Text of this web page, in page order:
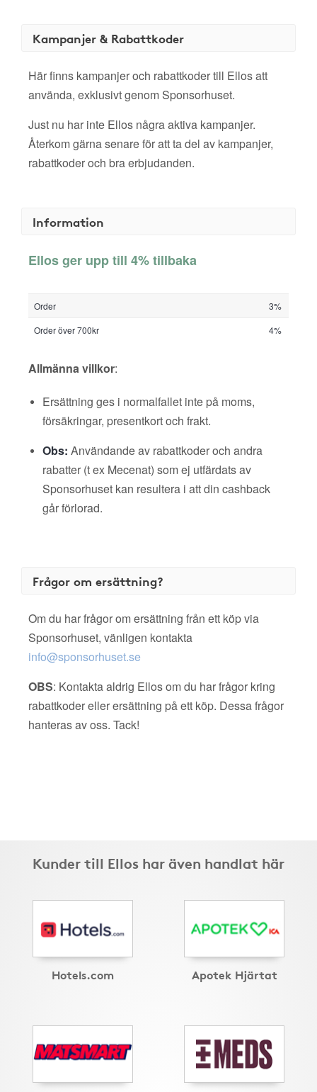
Kampanjer & Rabattkoder
Här finns kampanjer och rabattkoder till Ellos att
använda, exklusivt genom Sponsorhuset.
Just nu har inte Ellos några aktiva kampanjer.
Återkom gärna senare för att ta del av kampanjer,
rabattkoder och bra erbjudanden.
Information
Ellos ger upp till 4% tillbaka
Order
3%
Order över 700kr
4%
Allmänna villkor:
Ersättning ges i normalfallet inte på moms,
försäkringar, presentkort och frakt.
Obs: Användande av rabattkoder och andra
rabatter (t ex Mecenat) som ej utfärdats av
Sponsorhuset kan resultera i att din cashback
går förlorad.
Frågor om ersättning?
Om du har frågor om ersättning från ett köp via
Sponsorhuset, vänligen kontakta
info@sponsorhuset.se
OBS: Kontakta aldrig Ellos om du har frågor kring
rabattkoder eller ersättning på ett köp. Dessa frågor
hanteras av oss. Tack!
Kunder till Ellos har även handlat här
Hotels.com Apotek Hjärtat